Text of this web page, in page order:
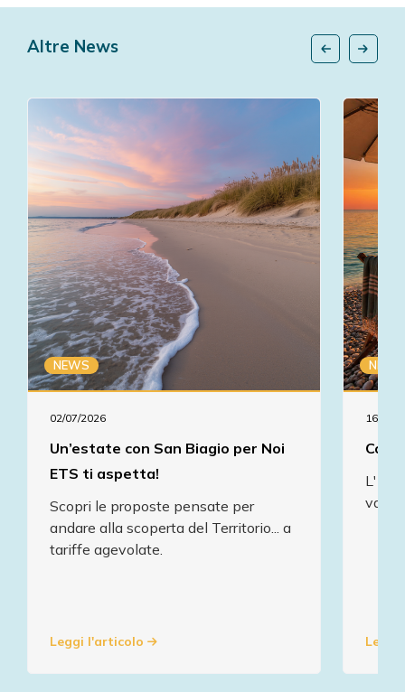
Altre News
NEWS
02/07/2026
Un’estate con San Biagio per Noi
ETS ti aspetta!
Scopri le proposte pensate per
andare alla scoperta del Territorio... a
tariffe agevolate.
Leggi l'articolo
NEWS
16/07/
L'
va in